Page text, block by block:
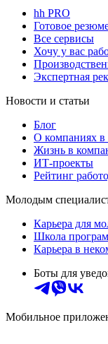
hh PRO
Готовое
Все сервисы
Хочу у вас
Экспертная
Новости и статьи
Блог
О компаниях в
Жизнь в
ИТ-проекты
Рейтинг
Молодым
Карьера для
Школа
Карьера в
Боты для
Мобильное